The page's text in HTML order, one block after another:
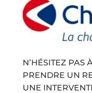
N’HÉSITEZ PAS
PRENDRE UN
UNE